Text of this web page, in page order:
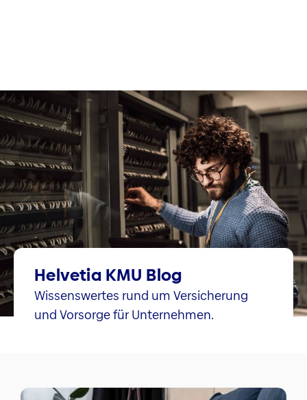
Helvetia KMU Blog
Wissenswertes rund um Versicherung
und Vorsorge für Unternehmen.